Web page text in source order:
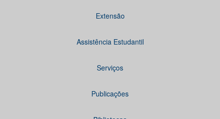
Extensão
Assistência Estudantil
Serviços
Publicações